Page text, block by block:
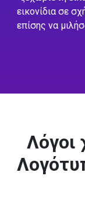
εικονίδια σε
επίσης να
Λόγοι